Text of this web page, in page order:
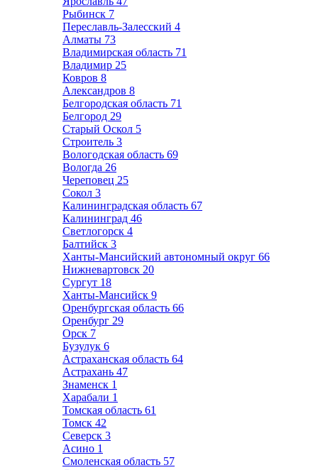
Рыбинск 7
Переславль-Залесский 4
Алматы 73
Владимирская область 71
Владимир 25
Ковров 8
Александров 8
Белгородская область 71
Белгород 29
Старый Оскол 5
Строитель 3
Вологодская область 69
Вологда 26
Череповец 25
Сокол 3
Калининградская область 67
Калининград 46
Светлогорск 4
Балтийск 3
Ханты-Мансийский автономный округ 66
Нижневартовск 20
Сургут 18
Ханты-Мансийск 9
Оренбургская область 66
Оренбург 29
Орск 7
Бузулук 6
Астраханская область 64
Астрахань 47
Знаменск 1
Харабали 1
Томская область 61
Томск 42
Северск 3
Асино 1
Смоленская область 57